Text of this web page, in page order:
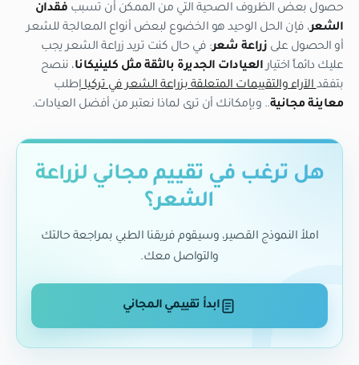
حصول بعض الظروف الصحية التي من الممكن أن تسبب فقدان
الشعر، فإن الحل الوحيد هو الخضوع لبعض أنواع المعالجة للشعر
أو الحصول على زراعة شعر: في حال كنت تريد زراعة الشعر يجب
عليك دائماً اختيار العيادات الجديرة بالثقة مثل كلينيكانا، ننصح
بتفقدالآراء والتقييمات المتعلقة بزراعة الشعر في تركياإطلب
معاينة مجانية.. وبإمكانك أن ترى لماذا نعتبر من أفضل العيادات.
هل ترغب في تقييم مجاني لزراعة
الشعر؟
املأ النموذج القصير، وسيقوم فريقنا الطبي بمراجعة حالتك
والتواصل معك.
ابدأ تقييمي المجاني